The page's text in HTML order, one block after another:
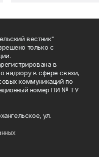
вестник"
только с
в
надзору в сфере связи,
коммуникаций по
номер ПИ № ТУ
ул.